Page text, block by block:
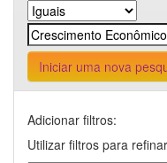
Iniciar uma nova
Adicionar filtros:
Utilizar filtros para